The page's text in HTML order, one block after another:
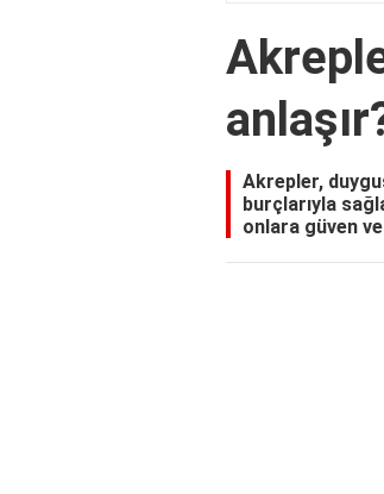
Akrepler,
burçlarıyla
onlara güven